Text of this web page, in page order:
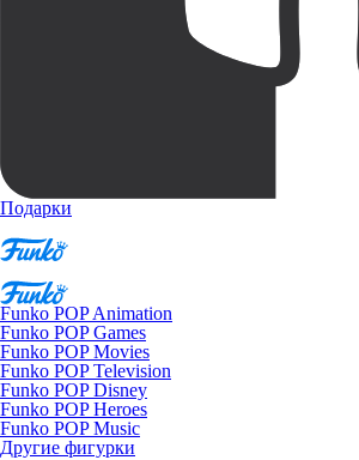
Подарки
Funko POP Animation
Funko POP Games
Funko POP Movies
Funko POP Television
Funko POP Disney
Funko POP Heroes
Funko POP Music
Другие фигурки